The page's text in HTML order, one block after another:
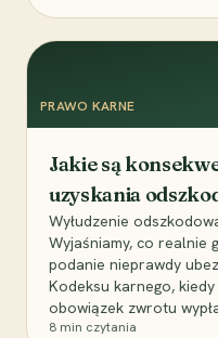
PRAWO KARNE
Jakie są
uzyskania
Wyłudzenie
Wyjaśniamy, co realnie
podanie nieprawdy
Kodeksu karnego,
obowiązek zwrotu
8 min czytania